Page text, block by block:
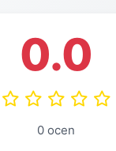
0.0
0 ocen